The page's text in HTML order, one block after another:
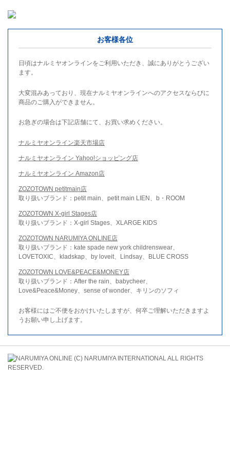
お客様各位
日頃はナルミヤオンラインをご利用いただき、誠にありがとうござい
ます。
大変混みあっており、現在ナルミヤオンラインへのアクセスならびに
商品のご購入ができません。
お急ぎの場合は下記店舗にて、お買い求めください。
ナルミヤオンライン楽天市場店
ナルミヤオンライン Yahoo!ショッピング店
ナルミヤオンライン Amazon店
ZOZOTOWN petitmain店
取り扱いブランド：petit main、petit main LIEN、b・ROOM
ZOZOTOWN X-girl Stages店
取り扱いブランド：X-girl Stages、XLARGE KIDS
ZOZOTOWN NARUMIYA ONLINE店
取り扱いブランド：kate spade new york childrenswear、
LOVETOXIC、kladskap、by loveit、Lindsay、BLUE CROSS
ZOZOTOWN LOVE&PEACE&MONEY店
取り扱いブランド：After the rain、babycheer、
Love&Peace&Money、sense of wonder、キリンのソフィ
お客様にはご不便をおかけいたしますが、何卒ご理解いただきますよ
うお願い申し上げます。